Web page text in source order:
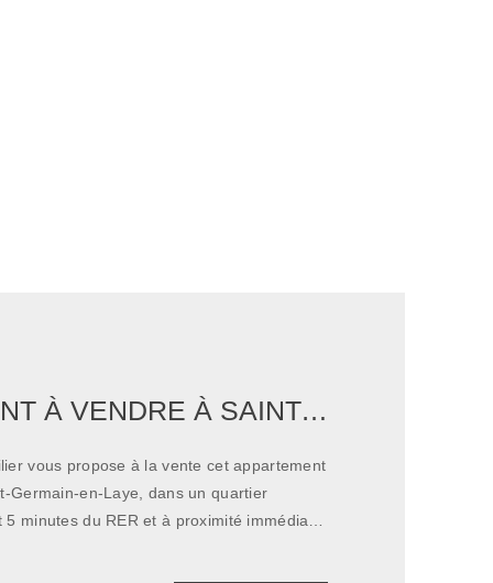
APPARTEMENT À VENDRE À SAINT-GERMAIN-EN-LAYE - 1 CHAMBRE - 42.95 M2
vous propose à la vente cet appartement
Germain-en-Laye, dans un quartier
minutes du RER et à proximité immédiate